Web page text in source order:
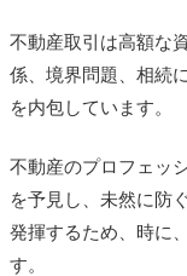
不動産取引は高額な
係、境界問題、相続
を内包しています。
不動産のプロフェッ
を予見し、未然に防
発揮するため、時に
す。